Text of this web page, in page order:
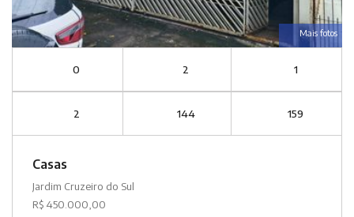
Mais fotos
0 2 1
2 144 159
Casas
Jardim Cruzeiro do Sul
R$ 450.000,00